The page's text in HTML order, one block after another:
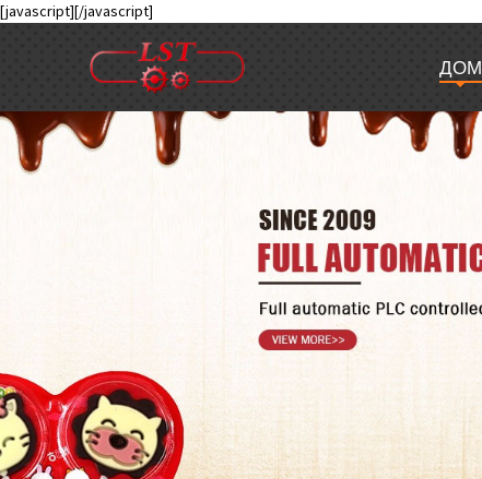
[javascript][/javascript]
ДОМ